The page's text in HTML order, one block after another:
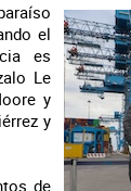
el
es
Le
y
y
de